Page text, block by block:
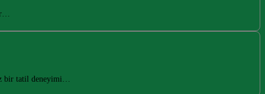
bir tatil deneyimi…